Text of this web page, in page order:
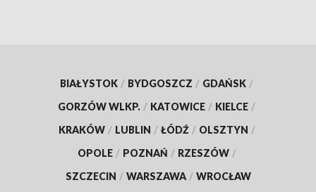
BIAŁYSTOK / BYDGOSZCZ / GDAŃSK /
GORZÓW WLKP. / KATOWICE / KIELCE /
KRAKÓW / LUBLIN / ŁÓDŹ / OLSZTYN /
OPOLE / POZNAŃ / RZESZÓW /
SZCZECIN / WARSZAWA / WROCŁAW